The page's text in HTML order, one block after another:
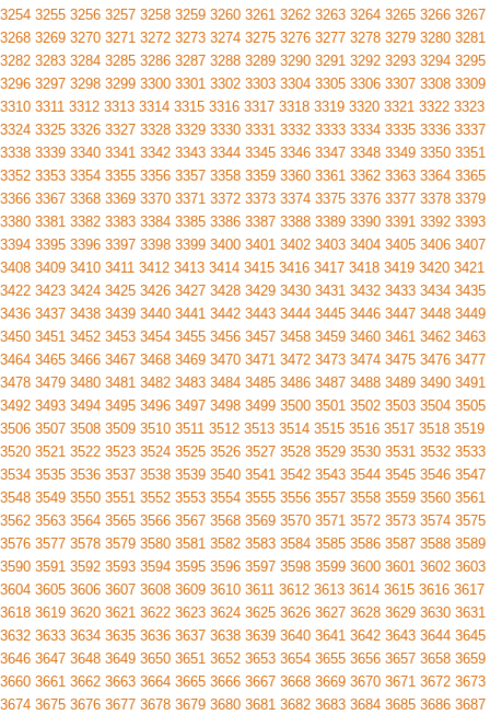
3254 3255 3256 3257 3258 3259 3260 3261 3262 3263 3264 3265 3266 3267
3268 3269 3270 3271 3272 3273 3274 3275 3276 3277 3278 3279 3280 3281
3282 3283 3284 3285 3286 3287 3288 3289 3290 3291 3292 3293 3294 3295
3296 3297 3298 3299 3300 3301 3302 3303 3304 3305 3306 3307 3308 3309
3310 3311 3312 3313 3314 3315 3316 3317 3318 3319 3320 3321 3322 3323
3324 3325 3326 3327 3328 3329 3330 3331 3332 3333 3334 3335 3336 3337
3338 3339 3340 3341 3342 3343 3344 3345 3346 3347 3348 3349 3350 3351
3352 3353 3354 3355 3356 3357 3358 3359 3360 3361 3362 3363 3364 3365
3366 3367 3368 3369 3370 3371 3372 3373 3374 3375 3376 3377 3378 3379
3380 3381 3382 3383 3384 3385 3386 3387 3388 3389 3390 3391 3392 3393
3394 3395 3396 3397 3398 3399 3400 3401 3402 3403 3404 3405 3406 3407
3408 3409 3410 3411 3412 3413 3414 3415 3416 3417 3418 3419 3420 3421
3422 3423 3424 3425 3426 3427 3428 3429 3430 3431 3432 3433 3434 3435
3436 3437 3438 3439 3440 3441 3442 3443 3444 3445 3446 3447 3448 3449
3450 3451 3452 3453 3454 3455 3456 3457 3458 3459 3460 3461 3462 3463
3464 3465 3466 3467 3468 3469 3470 3471 3472 3473 3474 3475 3476 3477
3478 3479 3480 3481 3482 3483 3484 3485 3486 3487 3488 3489 3490 3491
3492 3493 3494 3495 3496 3497 3498 3499 3500 3501 3502 3503 3504 3505
3506 3507 3508 3509 3510 3511 3512 3513 3514 3515 3516 3517 3518 3519
3520 3521 3522 3523 3524 3525 3526 3527 3528 3529 3530 3531 3532 3533
3534 3535 3536 3537 3538 3539 3540 3541 3542 3543 3544 3545 3546 3547
3548 3549 3550 3551 3552 3553 3554 3555 3556 3557 3558 3559 3560 3561
3562 3563 3564 3565 3566 3567 3568 3569 3570 3571 3572 3573 3574 3575
3576 3577 3578 3579 3580 3581 3582 3583 3584 3585 3586 3587 3588 3589
3590 3591 3592 3593 3594 3595 3596 3597 3598 3599 3600 3601 3602 3603
3604 3605 3606 3607 3608 3609 3610 3611 3612 3613 3614 3615 3616 3617
3618 3619 3620 3621 3622 3623 3624 3625 3626 3627 3628 3629 3630 3631
3632 3633 3634 3635 3636 3637 3638 3639 3640 3641 3642 3643 3644 3645
3646 3647 3648 3649 3650 3651 3652 3653 3654 3655 3656 3657 3658 3659
3660 3661 3662 3663 3664 3665 3666 3667 3668 3669 3670 3671 3672 3673
3674 3675 3676 3677 3678 3679 3680 3681 3682 3683 3684 3685 3686 3687